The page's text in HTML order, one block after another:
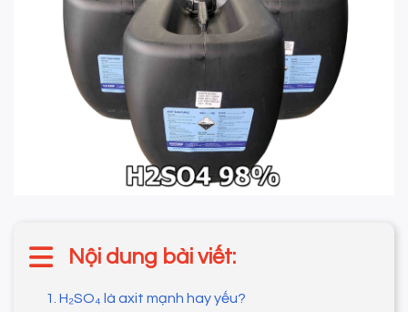
Nội dung bài viết:
1. H₂SO₄ là axit mạnh hay yếu?